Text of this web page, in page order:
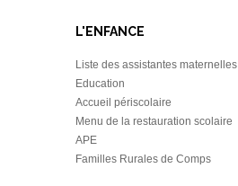
L'ENFANCE
Liste des assistantes maternelles
Education
Accueil périscolaire
Menu de la restauration scolaire
APE
Familles Rurales de Comps